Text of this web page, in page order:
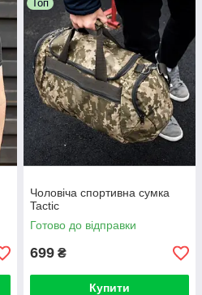
Топ
Чоловіча спортивна сумка
Tactic
Готово до відправки
699 ₴
Купити